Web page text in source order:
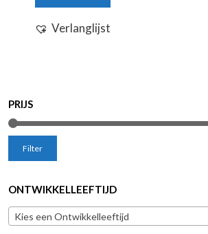
Verlanglijst
PRIJS
Filter
ONTWIKKELLEEFTIJD
Kies een Ontwikkelleeftijd